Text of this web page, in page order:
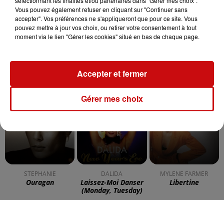
DKL en direct du Casino Barrière
Blotzheim !
Vous pouvez également refuser en cliquant sur "Continuer sans
accepter". Vos préférences ne s'appliqueront que pour ce site. Vous
pouvez mettre à jour vos choix, ou retirer votre consentement à tout
moment via le lien "Gérer les cookies" situé en bas de chaque page.
Gérer mes choix
Accepter et fermer